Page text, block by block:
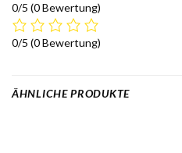
0/5 (0 Bewertung)
0/5 (0 Bewertung)
ÄHNLICHE PRODUKTE